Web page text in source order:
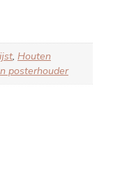
, Houten
posterhouder